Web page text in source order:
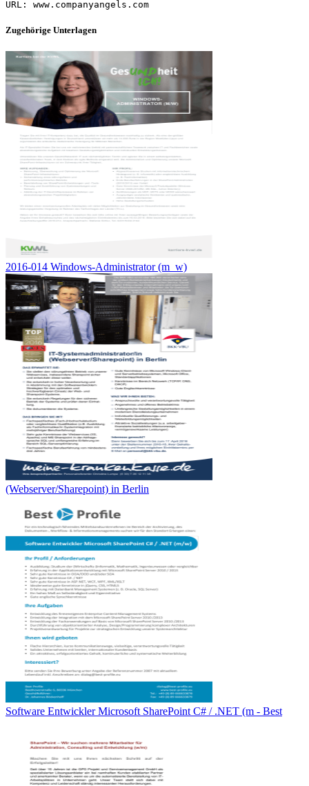
Zugehörige Unterlagen
2016-014 Windows-Administrator (m_w)
(Webserver/Sharepoint) in Berlin
Software Entwickler Microsoft SharePoint C# / .NET (m - Best